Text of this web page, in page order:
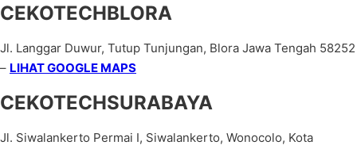
CEKOTECHBLORA
Jl. Langgar Duwur, Tutup Tunjungan, Blora Jawa Tengah 58252
– LIHAT GOOGLE MAPS
CEKOTECHSURABAYA
Jl. Siwalankerto Permai I, Siwalankerto, Wonocolo, Kota